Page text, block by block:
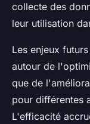
collecte des
leur utilisation
Les enjeux
autour de
que de
pour différentes
L'efficacité